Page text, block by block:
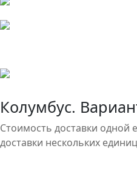
Колумбус.
Стоимость доставки одной
доставки нескольких